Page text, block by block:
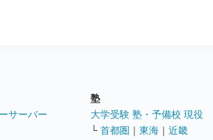
サーバー
塾
大学受験 塾・予備校 現役
└ 首都圏 ｜ 東海 ｜ 近畿